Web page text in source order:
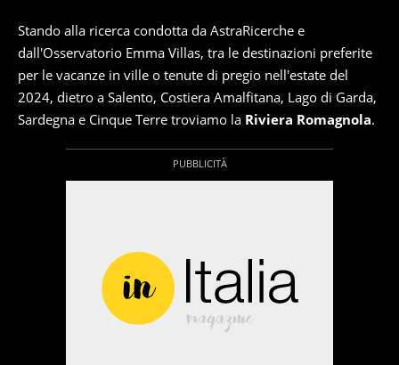
Stando alla ricerca condotta da AstraRicerche e
dall'Osservatorio Emma Villas, tra le destinazioni preferite
per le vacanze in ville o tenute di pregio nell'estate del
2024, dietro a Salento, Costiera Amalfitana, Lago di Garda,
Sardegna e Cinque Terre troviamo la Riviera Romagnola.